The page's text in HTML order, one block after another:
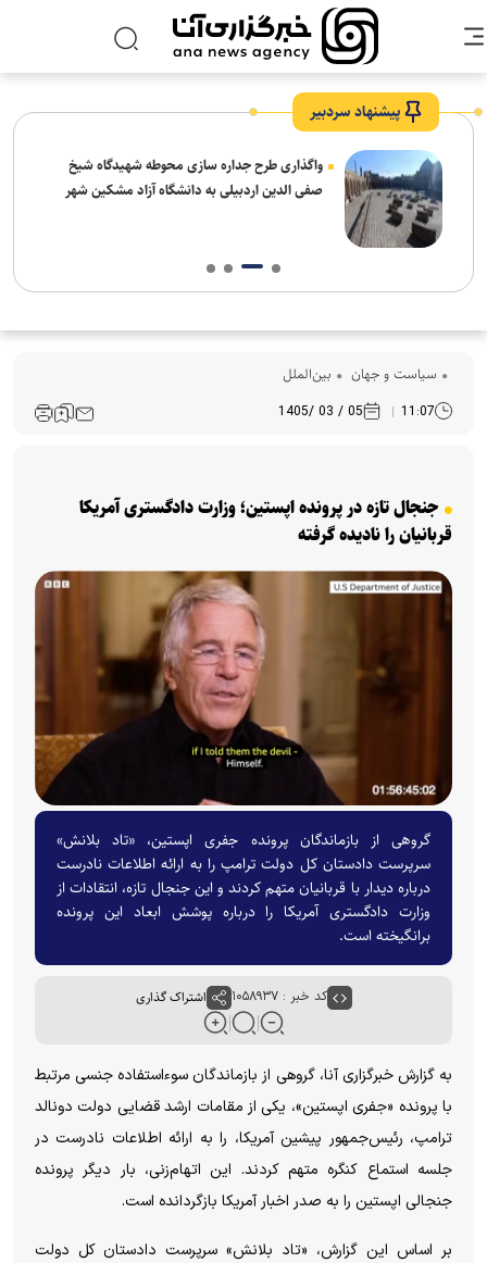
پیشنهاد سردبیر
واگذاری طرح جداره سازی محوطه شهیدگاه شیخ
صفی الدین اردبیلی به دانشگاه آزاد مشکین شهر
سیاست و جهان بین‌الملل
11:07
05 / 03 /1405
جنجال تازه در پرونده اپستین؛ وزارت دادگستری آمریکا
قربانیان را نادیده گرفته
گروهی از بازماندگان پرونده جفری اپستین، «تاد بلانش»
سرپرست دادستان کل دولت ترامپ را به ارائه اطلاعات نادرست
درباره دیدار با قربانیان متهم کردند و این جنجال تازه، انتقادات از
وزارت دادگستری آمریکا را درباره پوشش ابعاد این پرونده
برانگیخته است.
کد خبر : ۱۰۵۸۹۳۷ اشتراک گذاری
به گزارش خبرگزاری آنا، گروهی از بازماندگان سوءاستفاده جنسی مرتبط
با پرونده «جفری اپستین»، یکی از مقامات ارشد قضایی دولت دونالد
ترامپ، رئیس‌جمهور پیشین آمریکا، را به ارائه اطلاعات نادرست در
جلسه استماع کنگره متهم کردند. این اتهام‌زنی، بار دیگر پرونده
جنجالی اپستین را به صدر اخبار آمریکا بازگردانده است.
بر اساس این گزارش، «تاد بلانش» سرپرست دادستان کل دولت